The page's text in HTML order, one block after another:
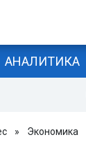
АНАЛИТИКА
» Экономика